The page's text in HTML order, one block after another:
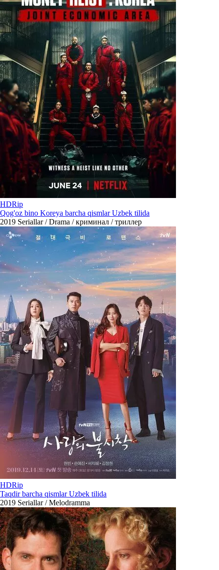
HDRip
Qog'oz bino Koreya barcha qismlar Uzbek tilida
2019 Seriallar / Drama / криминал / триллер
HDRip
Taqdir barcha qismlar Uzbek tilida
2019 Seriallar / Melodramma